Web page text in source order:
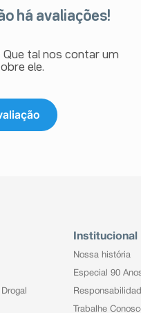
há avaliações!
tal nos contar um
ele.
Institucional
Nossa história
Especial 90
Trabalhe